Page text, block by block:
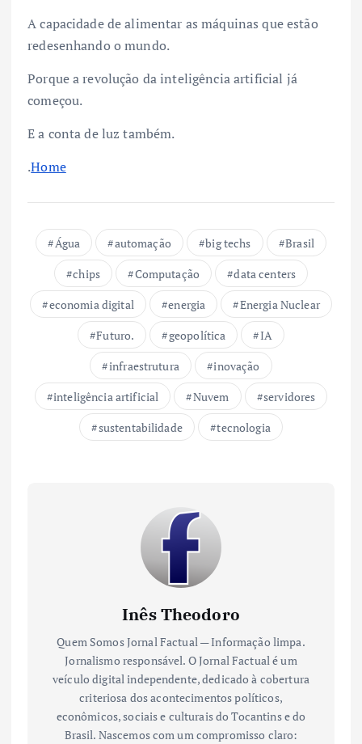
A capacidade de alimentar as máquinas que estão
redesenhando o mundo.
Porque a revolução da inteligência artificial já
começou.
E a conta de luz também.
.Home
Água automação big techs
Brasil
chips
Computação
data centers
economia digital
energia
Energia Nuclear
Futuro.
geopolítica
IA
infraestrutura
inovação
inteligência artificial
Nuvem
servidores
sustentabilidade
tecnologia
Inês Theodoro
Quem Somos Jornal Factual — Informação limpa.
Jornalismo responsável. O Jornal Factual é um
veículo digital independente, dedicado à cobertura
criteriosa dos acontecimentos políticos,
econômicos, sociais e culturais do Tocantins e do
Brasil. Nascemos com um compromisso claro: